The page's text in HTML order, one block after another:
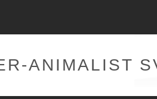
-ANIMALIST